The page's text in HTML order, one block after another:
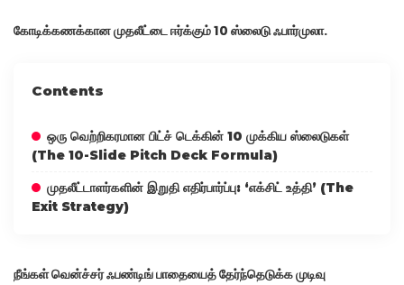
கோடிக்கணக்கான முதலீட்டை ஈர்க்கும் 10 ஸ்லைடு ஃபார்முலா.
Contents
ஒரு வெற்றிகரமான பிட்ச் டெக்கின் 10 முக்கிய ஸ்லைடுகள்
(The 10-Slide Pitch Deck Formula)
முதலீட்டாளர்களின் இறுதி எதிர்பார்ப்பு: ‘எக்சிட் உத்தி’ (The
Exit Strategy)
நீங்கள் வென்ச்சர் ஃபண்டிங் பாதையைத் தேர்ந்தெடுக்க முடிவு